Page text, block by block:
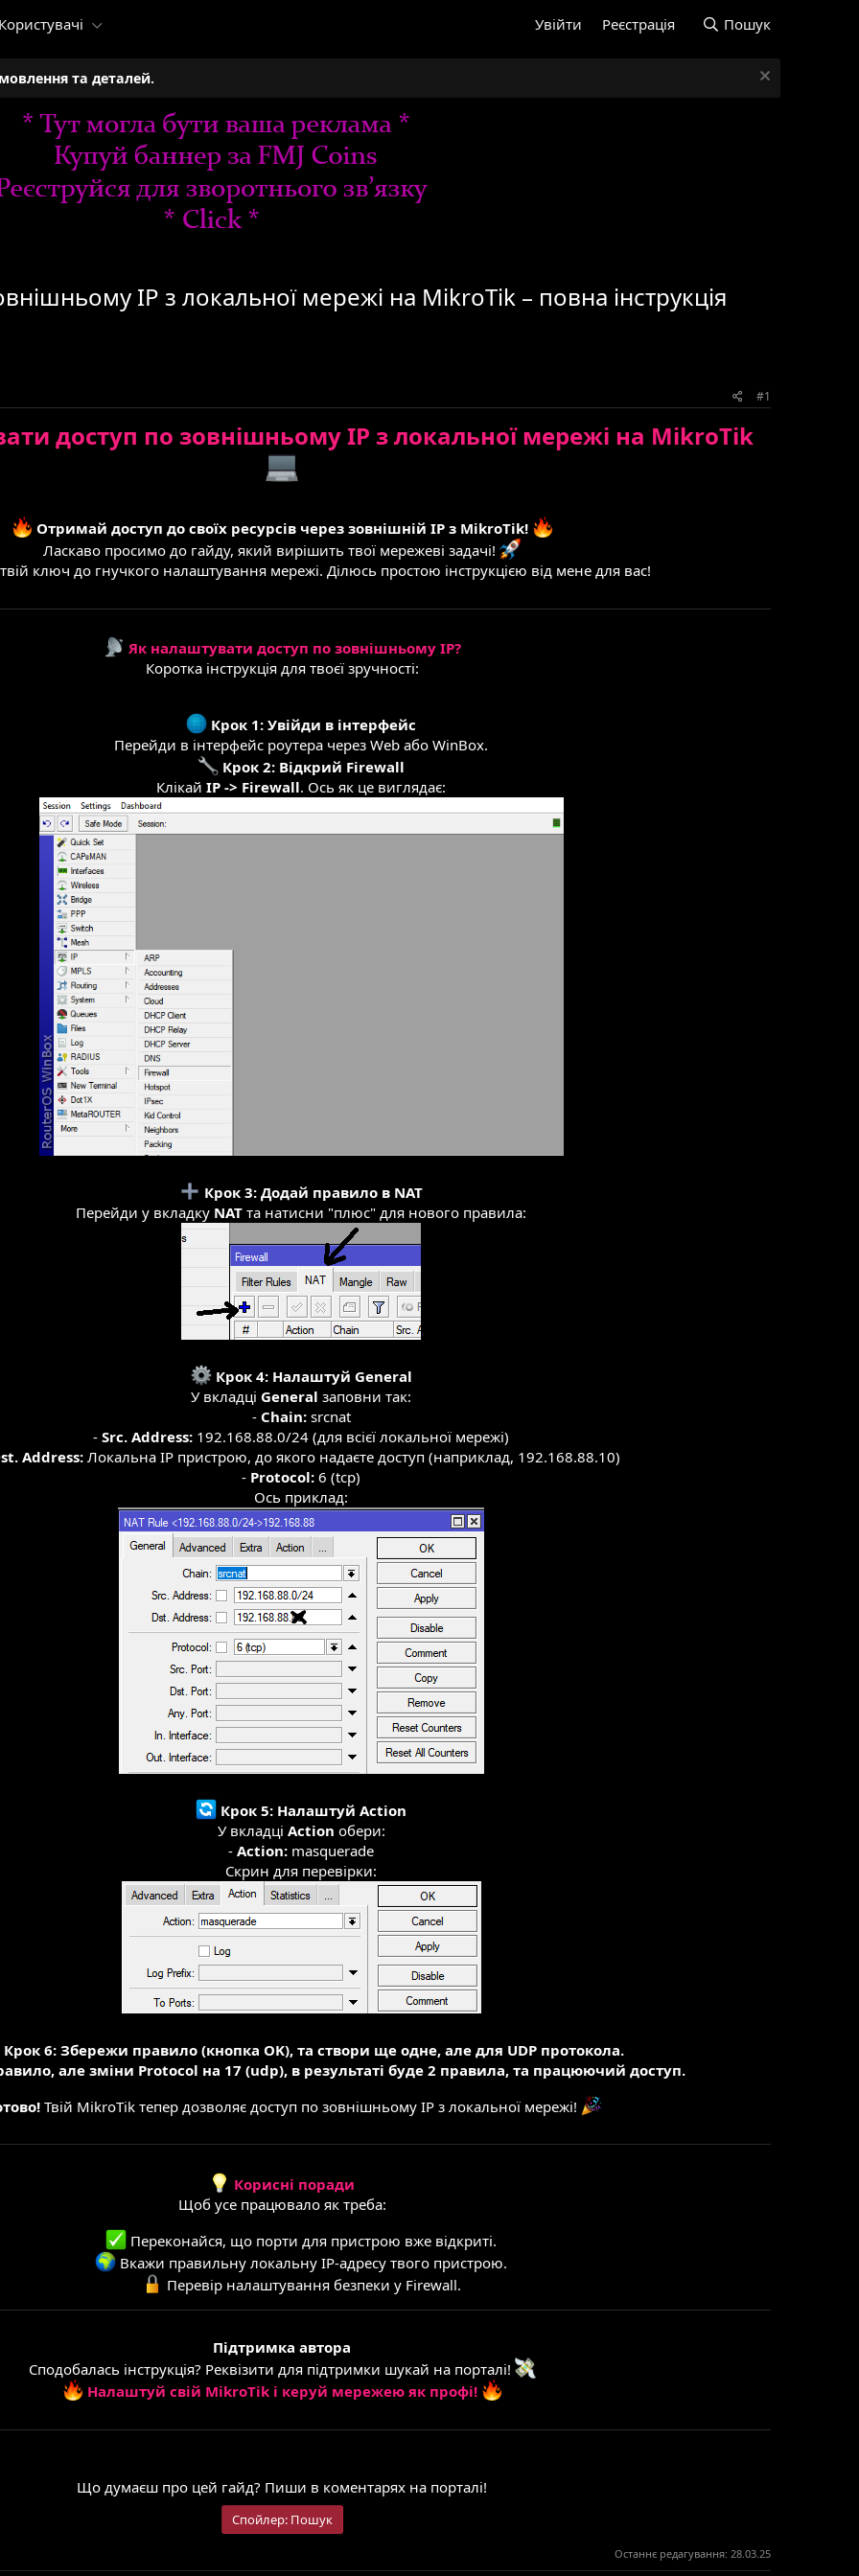
Увійти Реєстрація Пошук
та деталей.
IP з локальної мережі на MikroTik – повна інструкція
#1
доступ по зовнішньому IP з локальної мережі на MikroTik
Отримай доступ до своїх ресурсів через зовнішній IP з MikroTik!
Ласкаво просимо до гайду, який вирішить твої мережеві задачі!
ключ до гнучкого налаштування мережі. Ділюсь простою інструкцією від мене для вас!
Як налаштувати доступ по зовнішньому IP?
Коротка інструкція для твоєї зручності:
Крок 1: Увійди в інтерфейс
Перейди в інтерфейс роутера через Web або WinBox.
Крок 2: Відкрий Firewall
Клікай IP -> Firewall. Ось як це виглядає:
Крок 3: Додай правило в NAT
Перейди у вкладку NAT та натисни "плюс" для нового правила:
Крок 4: Налаштуй General
У вкладці General заповни так:
- Chain:srcnat
- Src. Address: 192.168.88.0/24 (для всієї локальної мережі)
Address:Локальна IP пристрою, до якого надаєте доступ (наприклад, 192.168.88.10)
- Protocol: 6 (tcp)
Ось приклад:
Крок 5: Налаштуй Action
У вкладці Action обери:
- Action: masquerade
Скрин для перевірки:
Крок 6: Збережи правило (кнопка OK), та створи ще одне, але для UDP протокола.
але зміни Protocol на 17 (udp), в результаті буде 2 правила, та працюючий доступ.
Твій MikroTik тепер дозволяє доступ по зовнішньому IP з локальної мережі!
Корисні поради
Щоб усе працювало як треба:
Переконайся, що порти для пристрою вже відкриті.
Вкажи правильну локальну IP-адресу твого пристрою.
Перевір налаштування безпеки у Firewall.
Підтримка автора
Сподобалась інструкція? Реквізити для підтримки шукай на порталі!
Налаштуй свій MikroTik і керуй мережею як профі!
Що думаєш про цей гайд? Пиши в коментарях на порталі!
Спойлер: Пошук
Останнє редагування: 28.03.25